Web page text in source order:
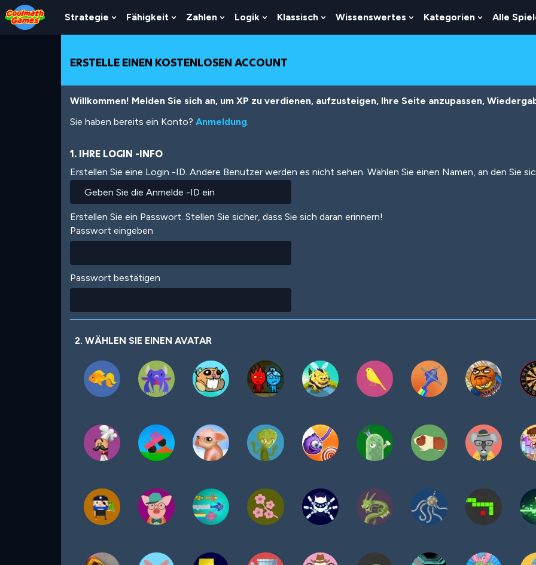
Skip
to
Top
Skip
to
Navigation
Skip
to
Main
Skip
to
Footer
Direkt
zum
Inhalt
Strategie
Show
Submenu
Strategie
Fähigkeit
Show
Submenu
Fähigkeit
Zahlen
Show
Submenu
Zahlen
Logik
Show
Submenu
Logik
Klassisch
Show
Submenu
Wissenswertes
Show
Submenu
Kategorien
Show
Submenu
Alle
ERSTELLE EINEN KOSTENLOSEN ACCOUNT
Willkommen! Melden Sie sich an, um XP zu verdienen, aufzusteigen, Ihre Seite anzupassen,
Sie haben bereits ein Konto? Anmeldung.
1. IHRE LOGIN -INFO
Erstellen Sie eine Login -ID. Andere Benutzer werden es nicht sehen. Wählen Sie einen Namen, an den Sie
Erstellen Sie ein Passwort. Stellen Sie sicher, dass Sie sich daran erinnern!
Passwort eingeben
Passwort bestätigen
2. WÄHLEN SIE EINEN AVATAR